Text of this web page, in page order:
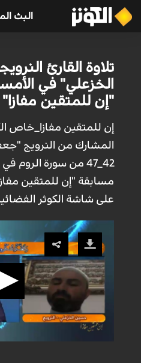
البث
تلاوة القارئ
الخزعلي" في
"إن للمتقين مفازا"
إن للمتقين مفازا_خاص
المشارك من النرويج
42_47 من سورة
مسابقة "إن للمتقين
على شاشة الكوثر الفضائية